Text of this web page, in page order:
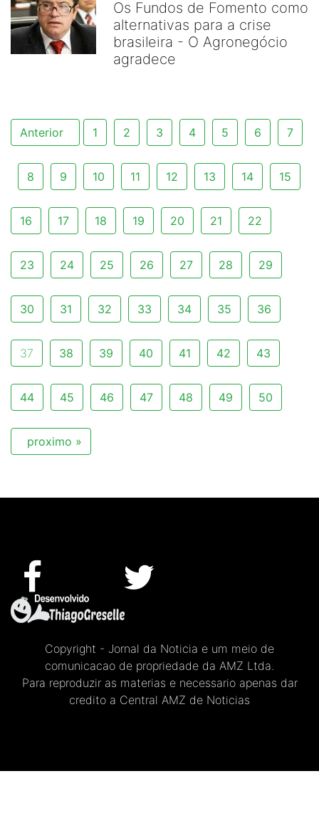
Os Fundos de Fomento como
alternativas para a crise
brasileira - O Agronegócio
agradece
Anterior 1 2 3 4 5 6 7
8 9 10 11 12 13 14 15
16 17 18 19 20 21 22
23 24 25 26 27 28 29
30 31 32 33 34 35 36
37 38 39 40 41 42 43
44 45 46 47 48 49 50
proximo »
Copyright - Jornal da Noticia e um meio de
comunicacao de propriedade da AMZ Ltda.
Para reproduzir as materias e necessario apenas dar
credito a Central AMZ de Noticias